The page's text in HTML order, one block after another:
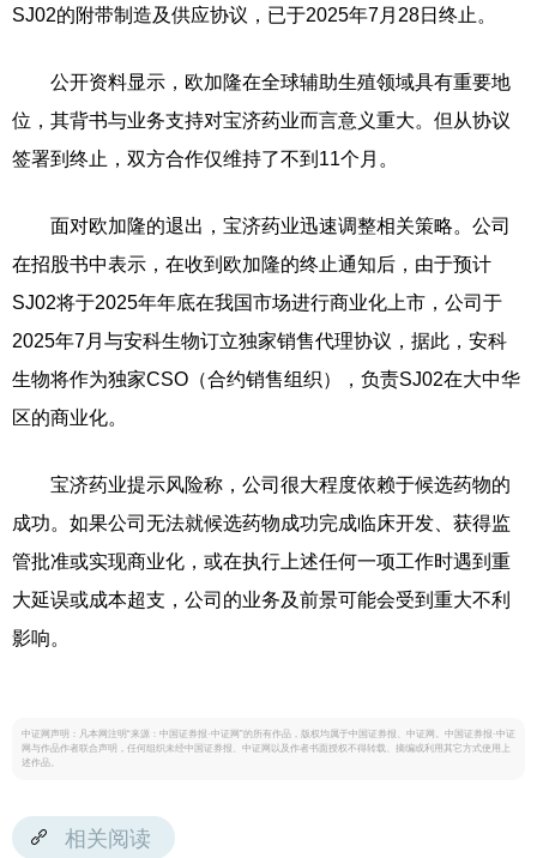
SJ02的附带制造及供应协议，已于2025年7月28日终止。
公开资料显示，欧加隆在全球辅助生殖领域具有重要地
位，其背书与业务支持对宝济药业而言意义重大。但从协议
签署到终止，双方合作仅维持了不到11个月。
面对欧加隆的退出，宝济药业迅速调整相关策略。公司
在招股书中表示，在收到欧加隆的终止通知后，由于预计
SJ02将于2025年年底在我国市场进行商业化上市，公司于
2025年7月与安科生物订立独家销售代理协议，据此，安科
生物将作为独家CSO（合约销售组织），负责SJ02在大中华
区的商业化。
宝济药业提示风险称，公司很大程度依赖于候选药物的
成功。如果公司无法就候选药物成功完成临床开发、获得监
管批准或实现商业化，或在执行上述任何一项工作时遇到重
大延误或成本超支，公司的业务及前景可能会受到重大不利
影响。
中证网声明：凡本网注明“来源：中国证券报·中证网”的所有作品，版权均属于中国证券报、中证网。中国证券报·中证
网与作品作者联合声明，任何组织未经中国证券报、中证网以及作者书面授权不得转载、摘编或利用其它方式使用上
述作品。
相关阅读